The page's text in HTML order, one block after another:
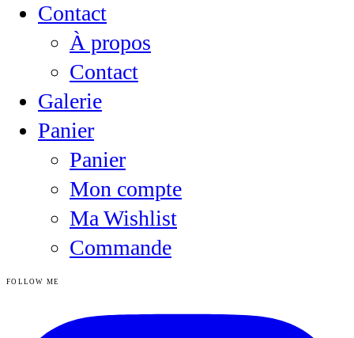
Contact
À propos
Contact
Galerie
Panier
Panier
Mon compte
Ma Wishlist
Commande
FOLLOW ME